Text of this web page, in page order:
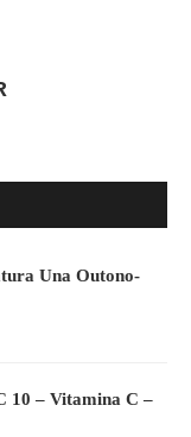
Una Outono-
10 – Vitamina C –